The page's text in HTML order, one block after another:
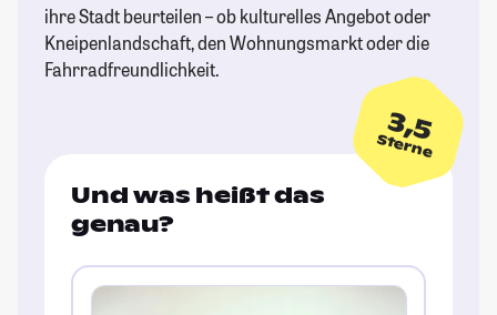
ihre Stadt beurteilen – ob kulturelles Angebot oder
Kneipenlandschaft, den Wohnungsmarkt oder die
Fahrradfreundlichkeit.
3,5
Sterne
Und was heißt das
genau?